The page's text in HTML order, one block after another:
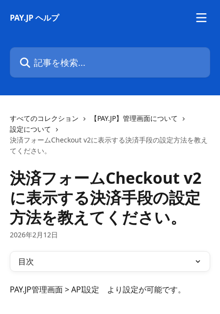
PAY.JP ヘルプ
記事を検索...
すべてのコレクション
【PAY.JP】管理画面について
設定について
決済フォームCheckout v2に表示する決済手段の設定方法を教え
てください。
決済フォームCheckout v2
に表示する決済手段の設定
方法を教えてください。
2026年2月12日
目次
PAY.JP管理画面 > API設定　より設定が可能です。